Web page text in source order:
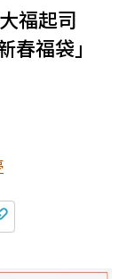
福起司
福袋」